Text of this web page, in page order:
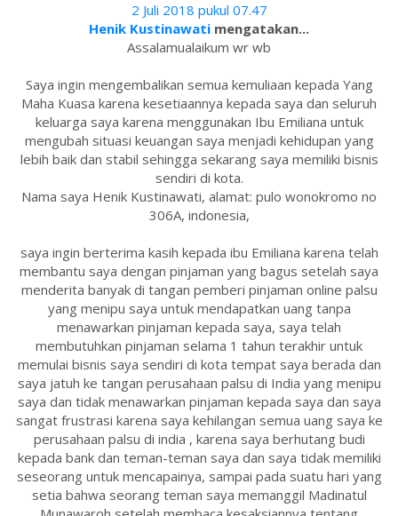
2 Juli 2018 pukul 07.47
Henik Kustinawati mengatakan...
Assalamualaikum wr wb
Saya ingin mengembalikan semua kemuliaan kepada Yang
Maha Kuasa karena kesetiaannya kepada saya dan seluruh
keluarga saya karena menggunakan Ibu Emiliana untuk
mengubah situasi keuangan saya menjadi kehidupan yang
lebih baik dan stabil sehingga sekarang saya memiliki bisnis
sendiri di kota.
Nama saya Henik Kustinawati, alamat: pulo wonokromo no
306A, indonesia,
saya ingin berterima kasih kepada ibu Emiliana karena telah
membantu saya dengan pinjaman yang bagus setelah saya
menderita banyak di tangan pemberi pinjaman online palsu
yang menipu saya untuk mendapatkan uang tanpa
menawarkan pinjaman kepada saya, saya telah
membutuhkan pinjaman selama 1 tahun terakhir untuk
memulai bisnis saya sendiri di kota tempat saya berada dan
saya jatuh ke tangan perusahaan palsu di India yang menipu
saya dan tidak menawarkan pinjaman kepada saya dan saya
sangat frustrasi karena saya kehilangan semua uang saya ke
perusahaan palsu di india , karena saya berhutang budi
kepada bank dan teman-teman saya dan saya tidak memiliki
seseorang untuk mencapainya, sampai pada suatu hari yang
setia bahwa seorang teman saya memanggil Madinatul